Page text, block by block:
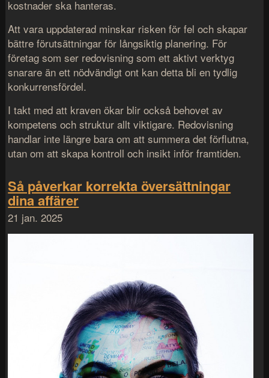
kostnader ska hanteras.
Att vara uppdaterad minskar risken för fel och skapar
bättre förutsättningar för långsiktig planering. För
företag som ser redovisning som ett aktivt verktyg
snarare än ett nödvändigt ont kan detta bli en tydlig
konkurrensfördel.
I takt med att kraven ökar blir också behovet av
kompetens och struktur allt viktigare. Redovisning
handlar inte längre bara om att summera det förflutna,
utan om att skapa kontroll och insikt inför framtiden.
Så påverkar korrekta översättningar
dina affärer
21 jan. 2025